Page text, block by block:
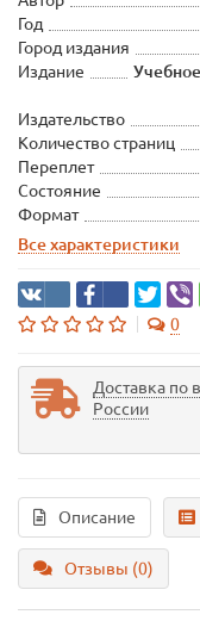
Год
Город издания
Издание
Издательство
Количество страниц
Переплет
Состояние
Формат
Все характеристики
0
Доставка по
России
Описание
Отзывы (0)